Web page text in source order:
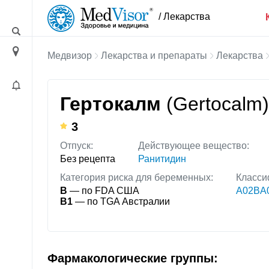
/ Лекарства
Медвизор Лекарства и препараты Лекарства
Гертокалм (Gertocalm)
3
Отпуск:
Без рецепта
Действующее вещество:
Ранитидин
Категория риска для беременных:
B — по FDA США
B1 — по TGA Австралии
Фармакологические группы: